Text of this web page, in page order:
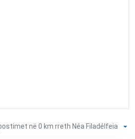
në 0 km rreth Néa Filadélfeia